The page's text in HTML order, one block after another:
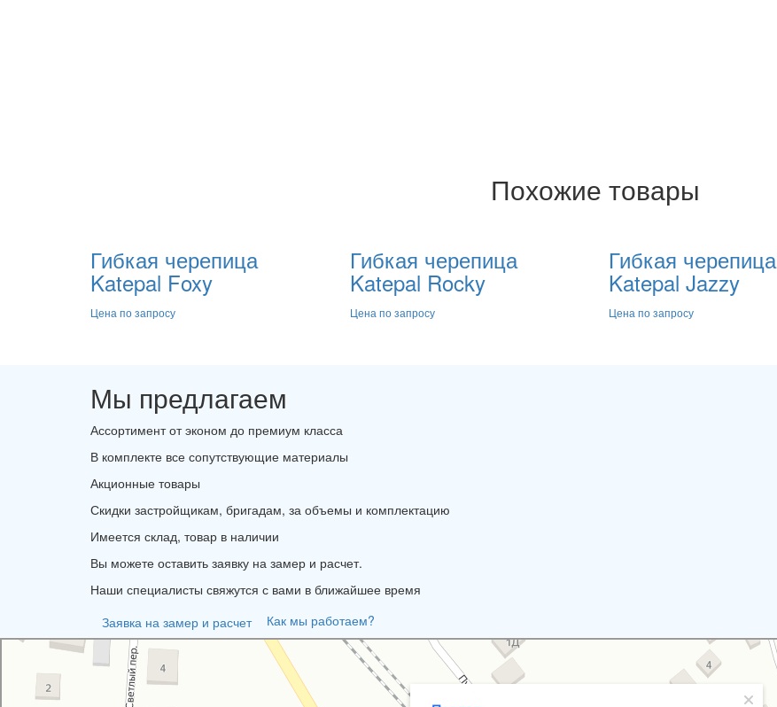
Похожие товары
Гибкая черепица
Katepal Foxy
Цена по запросу
Гибкая черепица
Katepal Rocky
Цена по запросу
Гибкая черепица
Katepal Jazzy
Цена по запросу
Мы предлагаем
Ассортимент от эконом до премиум класса
В комплекте все сопутствующие материалы
Акционные товары
Скидки застройщикам, бригадам, за объемы и комплектацию
Имеется склад, товар в наличии
Вы можете оставить заявку на замер и расчет.
Наши специалисты свяжутся с вами в ближайшее время
Заявка на замер и расчет
Как мы работаем?
Портал
Кровля и кровельные материалы в Новороссийске
Фасады и фасадные системы в Новороссийске